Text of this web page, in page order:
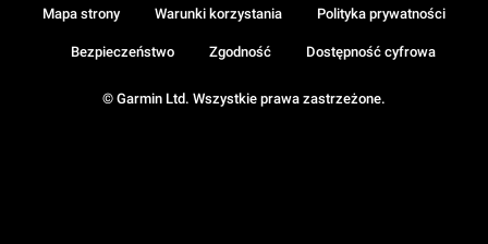
© Garmin Ltd. Wszystkie prawa zastrzeżone.
Mapa strony Warunki korzystania Polityka prywatności
Bezpieczeństwo Zgodność Dostępność cyfrowa